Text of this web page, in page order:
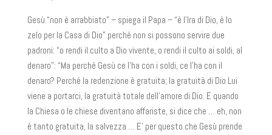
Gesù “non è arrabbiato” – spiega il Papa – “è l’Ira di Dio, è lo
zelo per la Casa di Dio” perché non si possono servire due
padroni: “o rendi il culto a Dio vivente, o rendi il culto ai soldi, al
denaro”: “Ma perché Gesù ce l’ha con i soldi, ce l’ha con il
denaro? Perché la redenzione è gratuita; la gratuità di Dio Lui
viene a portarci, la gratuità totale dell’amore di Dio. E quando
la Chiesa o le chiese diventano affariste, si dice che … eh, non
è tanto gratuita, la salvezza … E’ per questo che Gesù prende